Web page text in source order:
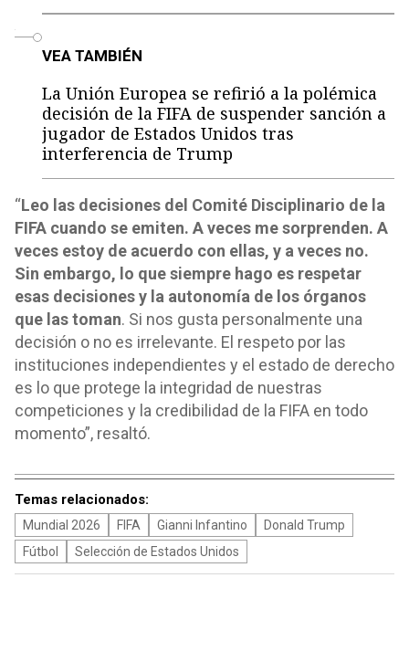
VEA TAMBIÉN
La Unión Europea se refirió a la polémica
decisión de la FIFA de suspender sanción a
jugador de Estados Unidos tras
interferencia de Trump
“Leo las decisiones del Comité Disciplinario de la
FIFA cuando se emiten. A veces me sorprenden. A
veces estoy de acuerdo con ellas, y a veces no.
Sin embargo, lo que siempre hago es respetar
esas decisiones y la autonomía de los órganos
que las toman. Si nos gusta personalmente una
decisión o no es irrelevante. El respeto por las
instituciones independientes y el estado de derecho
es lo que protege la integridad de nuestras
competiciones y la credibilidad de la FIFA en todo
momento”, resaltó.
Temas relacionados:
Mundial 2026 FIFA Gianni Infantino
Donald Trump
Fútbol
Selección de Estados Unidos